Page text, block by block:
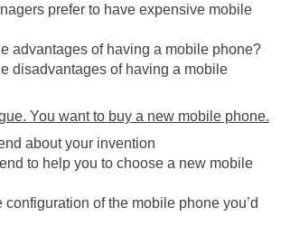
prefer to have expensive mobile
advantages of having a mobile phone?
disadvantages of having a mobile
You want to buy a new mobile phone.
about your invention
to help you to choose a new mobile
configuration of the mobile phone you’d